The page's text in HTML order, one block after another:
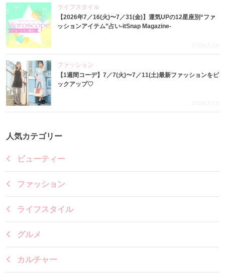
ライフスタイル
【2026年7／16(火)〜7／31(金)】運気UPの12星座別“ファ
ッションアイテム”占い-itSnap Magazine-
2026.7.16
ファッション
【1週間コーデ】7／7(火)〜7／11(土)最新ファッションをピ
ックアップ♡
2026.7.15
人気カテゴリー
ビューティー
ファッション
ライフスタイル
グルメ
カルチャー